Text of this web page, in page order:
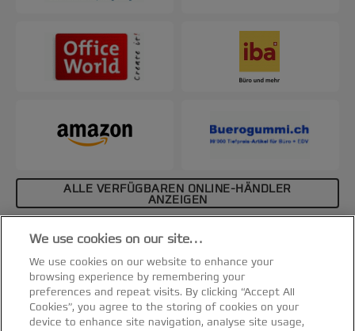
ALLE VERFÜGBAREN ONLINE-HÄNDLER
ANZEIGEN
Spezifikationen & Merkmale
We use cookies on our site…
We use cookies on our website to enhance your
browsing experience by remembering your
preferences and repeat visits. By clicking “Accept All
Cookies”, you agree to the storing of cookies on your
device to enhance site navigation, analyse site usage,